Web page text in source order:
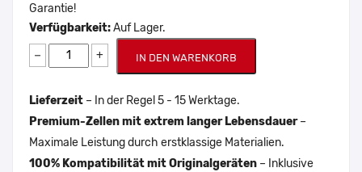
Garantie!
Verfügbarkeit:Auf Lager.
− + IN DEN WARENKORB
Lieferzeit – In der Regel 5 - 15 Werktage.
Premium-Zellen mit extrem langer Lebensdauer–
Maximale Leistung durch erstklassige Materialien.
100% Kompatibilität mit Originalgeräten – Inklusive